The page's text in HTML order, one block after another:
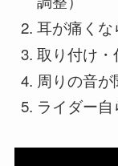
耳が痛くな
取り付け
周りの音
ライダー